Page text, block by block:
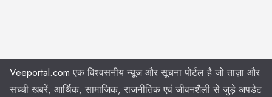
Veeportal.com एक विश्वसनीय न्यूज और सूचना पोर्टल है जो ताज़ा और
सच्ची खबरें, आर्थिक, सामाजिक, राजनीतिक एवं जीवनशैली से जुड़े अपडेट